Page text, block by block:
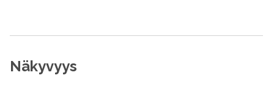
Näkyvyys